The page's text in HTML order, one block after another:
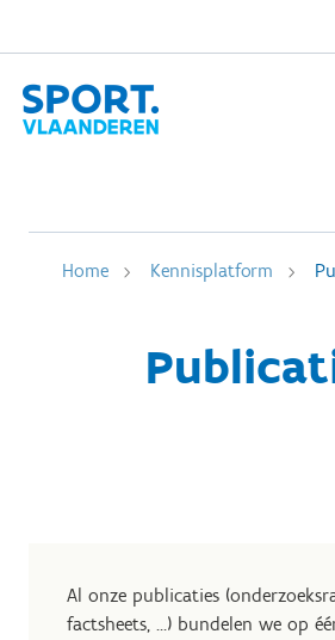
Home Kennisplatform
Al onze publicaties
factsheets, …) bundelen we op